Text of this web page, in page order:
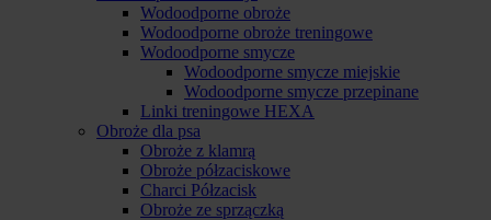
Wodoodporne obroże
Wodoodporne obroże treningowe
Wodoodporne smycze
Wodoodporne smycze miejskie
Wodoodporne smycze przepinane
Linki treningowe HEXA
Obroże dla psa
Obroże z klamrą
Obroże półzaciskowe
Charci Półzacisk
Obroże ze sprzączką